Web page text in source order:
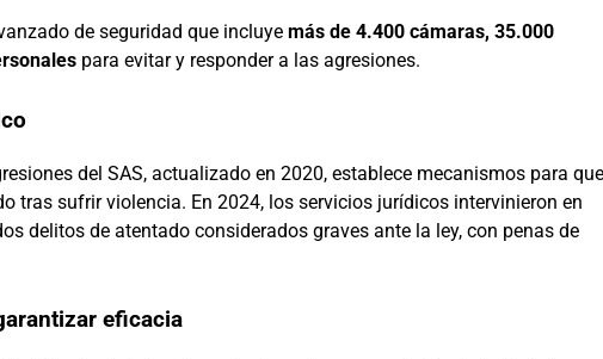
de seguridad que incluye más de 4.400 cámaras, 35.000
para evitar y responder a las agresiones.
del SAS, actualizado en 2020, establece mecanismos para que
tras sufrir violencia. En 2024, los servicios jurídicos intervinieron en
delitos de atentado considerados graves ante la ley, con penas de
eficacia